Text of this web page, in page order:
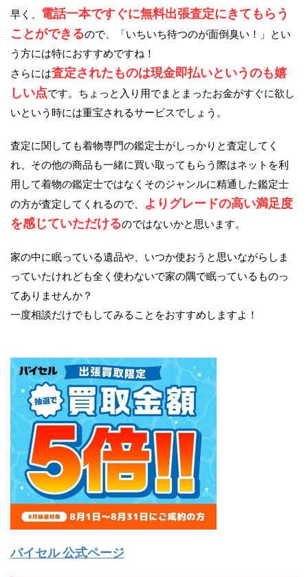
早く、 電話一本ですぐに無料出張査定にきてもらう
ことができるので、「いちいち待つのが面倒臭い！」とい
う方には特におすすめですね！
さらには査定されたものは現金即払いというのも嬉
しい点です。ちょっと入り用でまとまったお金がすぐに欲し
いという時には重宝されるサービスでしょう。
査定に関しても着物専門の鑑定士がしっかりと査定してく
れ、その他の商品も一緒に買い取ってもらう際はネットを利
用して着物の鑑定士ではなくそのジャンルに精通した鑑定士
の方が査定してくれるので、
よりグレードの高い満足度
を感じていただけるのではないかと思います。
家の中に眠っている遺品や、いつか使おうと思いながらしま
っていたけれども全く使わないで家の隅で眠っているものっ
てありませんか？
一度相談だけでもしてみることをおすすめしますよ！
バイセル 公式ページ